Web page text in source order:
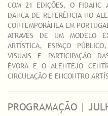
COM 21 EDIÇÕES, O FIDANC
DANÇA DE REFERÊNCIA NO
CONTEMPORÂNEA EM
ATRAVÉS DE UM MODELO
ARTÍSTICA, ESPAÇO
VISUAIS E PARTICIPAÇÃO
ÉVORA E O ALENTEJO
CIRCULAÇÃO E ENCONTRO
PROGRAMAÇÃO |